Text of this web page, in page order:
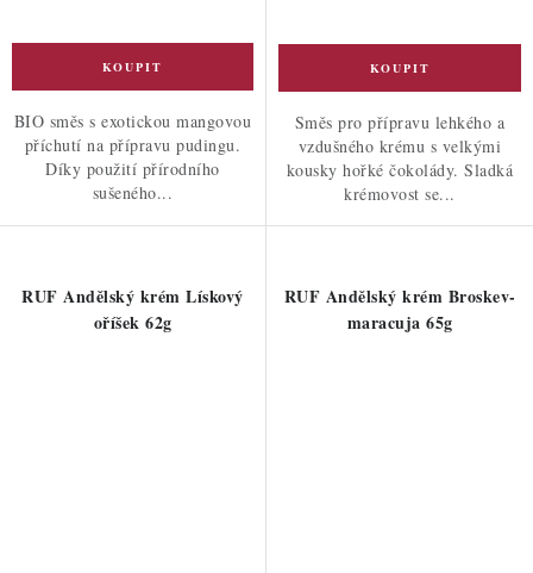
BIO směs s exotickou mangovou
příchutí na přípravu pudingu.
Díky použití přírodního
sušeného...
Směs pro přípravu lehkého a
vzdušného krému s velkými
kousky hořké čokolády. Sladká
krémovost se...
RUF Andělský krém Lískový
oříšek 62g
RUF Andělský krém Broskev-
maracuja 65g